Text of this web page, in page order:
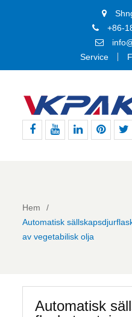
+86-
Service
Hem
Automatisk
av vegetabilisk olja
Automatisk